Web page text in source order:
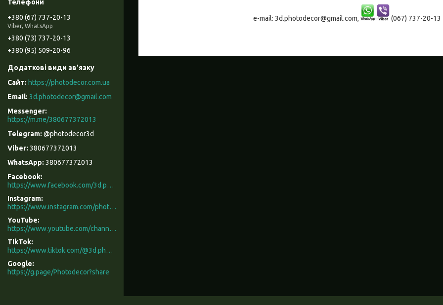
e-mail: 3d.photodecor@gmail.com, (067) 737-20-13
+380 (67) 737-20-13
Viber, WhatsApp
+380 (73) 737-20-13
+380 (95) 509-20-96
https://photodecor.com.ua
3d.photodecor@gmail.com
https://m.me/380677372013
@photodecor3d
380677372013
380677372013
Facebook
https://www.facebook.com/3d.photodecor/
Instagram
https://www.instagram.com/photodecor.com.ua/
YouTube
https://www.youtube.com/channel/UCXCUerfqRY1Pw7-IptdbqyA/videos
TikTok
https://www.tiktok.com/@3d.photodecor?is_from_webapp=1&sender_device=pc
Google
https://g.page/Photodecor?share